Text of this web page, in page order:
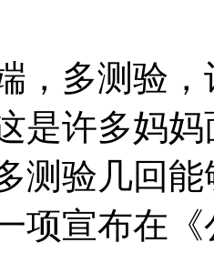
，多测验
是许多妈
测验几回
项宣布在